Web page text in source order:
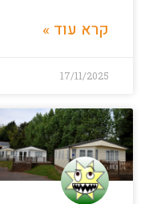
קרא עוד »
17/11/2025